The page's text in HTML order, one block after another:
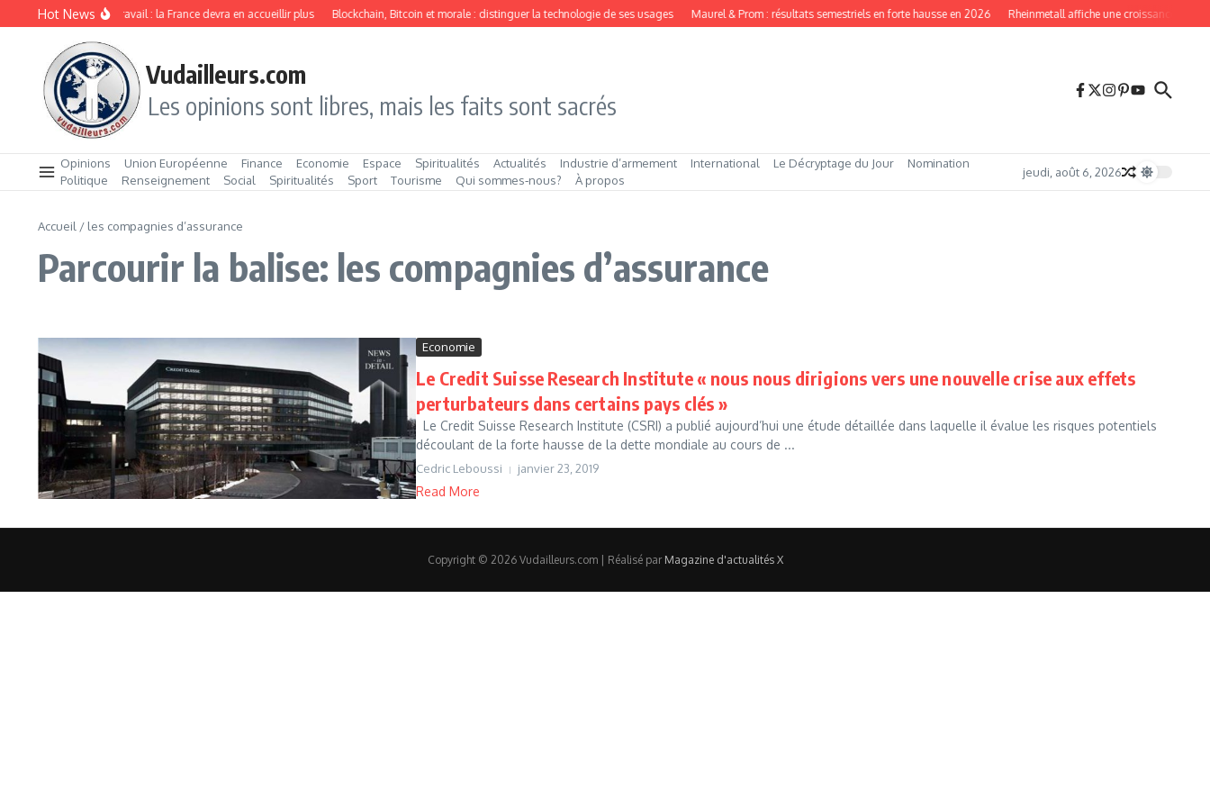
Aller au contenu
Hot News
Immigration de travail : la France devra en accueillir plus Blockchain, Bitcoin et morale : distinguer la technologie de ses usages Maurel & Prom : résultats semestriels en forte hausse en 2026 Rheinmetall affiche une croissance record
Vudailleurs.com
Les opinions sont libres, mais les faits sont sacrés
Opinions Union Européenne Finance Economie Espace Spiritualités Actualités Industrie d’armement International Le Décryptage du Jour
Nomination
Politique
Renseignement Social Spiritualités Sport Tourisme Qui sommes‑nous? À propos
jeudi, août 6, 2026
Accueil / les compagnies d’assurance
Parcourir la balise: les compagnies d’assurance
Economie
Le Credit Suisse Research Institute « nous nous dirigions vers une nouvelle crise aux effets
perturbateurs dans certains pays clés »
Le Credit Suisse Research Institute (CSRI) a publié aujourd’hui une étude détaillée dans laquelle il évalue les risques potentiels
découlant de la forte hausse de la dette mondiale au cours de ...
Cedric Leboussi janvier 23, 2019
Read More
Copyright © 2026 Vudailleurs.com | Réalisé par Magazine d'actualités X